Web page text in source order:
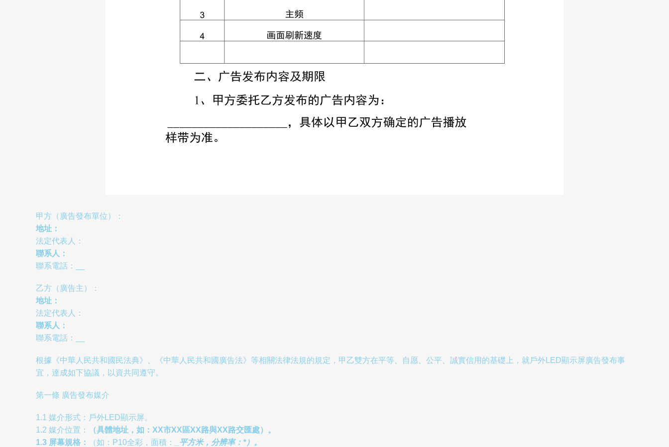
甲方（廣告發布單位）：
地址：
法定代表人：
聯系人：
聯系電話：
乙方（廣告主）：
地址：
法定代表人：
聯系人：
聯系電話：
根據《中華人民共和國民法典》、《中華人民共和國廣告法》等相關法律法規的規定，甲乙雙方在平等、自愿、公平、誠實信用的基礎上，就戶外LED顯示屏廣告發布事
宜，達成如下協議，以資共同遵守。
第一條 廣告發布媒介
1.1 媒介形式：戶外LED顯示屏。
1.2 媒介位置：
（具體地址，如：XX市XX區XX路與XX路交匯處）。
1.3 屏幕規格：
（如：P10全彩，面積： _平方米，分辨率： *）。